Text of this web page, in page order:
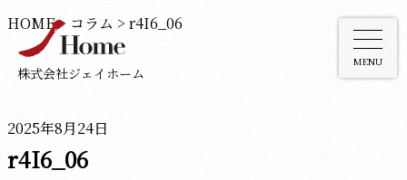
株式会社ジェイホーム
MENU
HOME> コラム > r4I6_06
2025年8月24日
r4I6_06